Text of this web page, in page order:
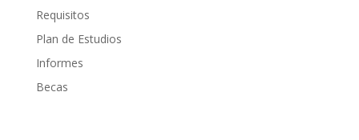
Requisitos
Plan de Estudios
Informes
Becas